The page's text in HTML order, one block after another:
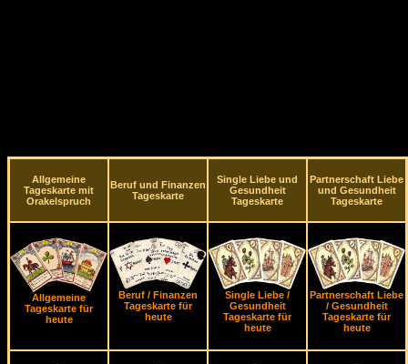
Allgemeine
Tageskarte mit
Orakelspruch
Beruf und Finanzen
Tageskarte
Single Liebe und
Gesundheit
Tageskarte
Partnerschaft Liebe
und Gesundheit
Tageskarte
Allgemeine
Tageskarte für
heute
Beruf / Finanzen
Tageskarte für
heute
Single Liebe /
Gesundheit
Tageskarte für
heute
Partnerschaft Liebe
/ Gesundheit
Tageskarte für
heute